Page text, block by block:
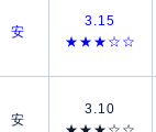
安
3.15
★★★☆☆
安
3.10